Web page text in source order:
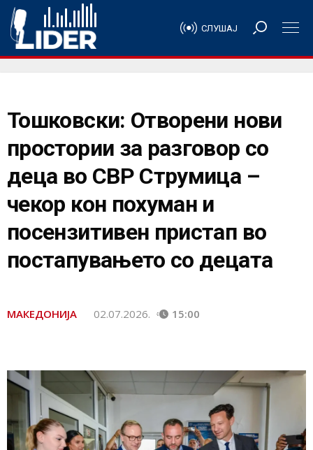
СЛУШАЈ
Тошковски: Отворени нови
простории за разговор со
деца во СВР Струмица –
чекор кон похуман и
посензитивен пристап во
постапувањето со децата
МАКЕДОНИЈА 02.07.2026. 15:00